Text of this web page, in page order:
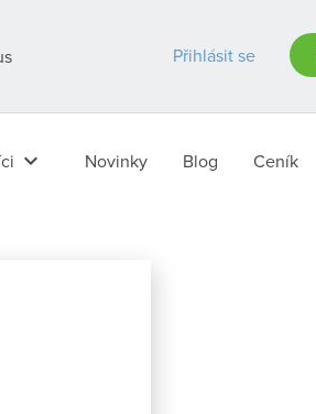
Přihlásit se
keyboard_arrow_down Novinky Blog Ceník